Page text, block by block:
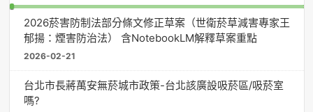
2026菸害防制法部分條文修正草案（世衛菸草減害專家王
郁揚：煙害防治法） 含NotebookLM解釋草案重點
2026-02-21
台北市長蔣萬安無菸城市政策-台北該廣設吸菸區/吸菸室
嗎?